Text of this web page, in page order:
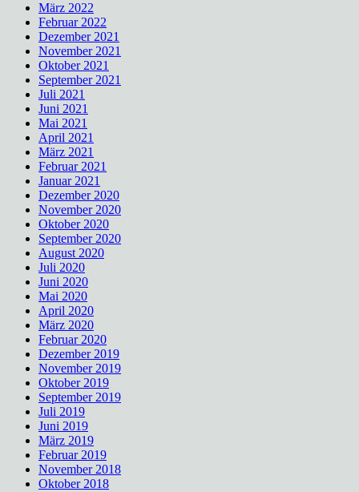
März 2022
Februar 2022
Dezember 2021
November 2021
Oktober 2021
September 2021
Juli 2021
Juni 2021
Mai 2021
April 2021
März 2021
Februar 2021
Januar 2021
Dezember 2020
November 2020
Oktober 2020
September 2020
August 2020
Juli 2020
Juni 2020
Mai 2020
April 2020
März 2020
Februar 2020
Dezember 2019
November 2019
Oktober 2019
September 2019
Juli 2019
Juni 2019
März 2019
Februar 2019
November 2018
Oktober 2018